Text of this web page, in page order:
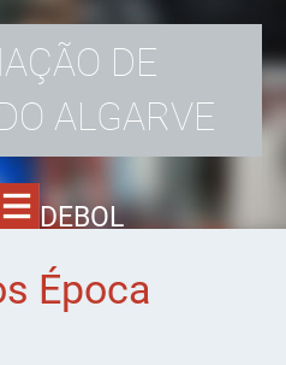
DE
ALGARVE
Época